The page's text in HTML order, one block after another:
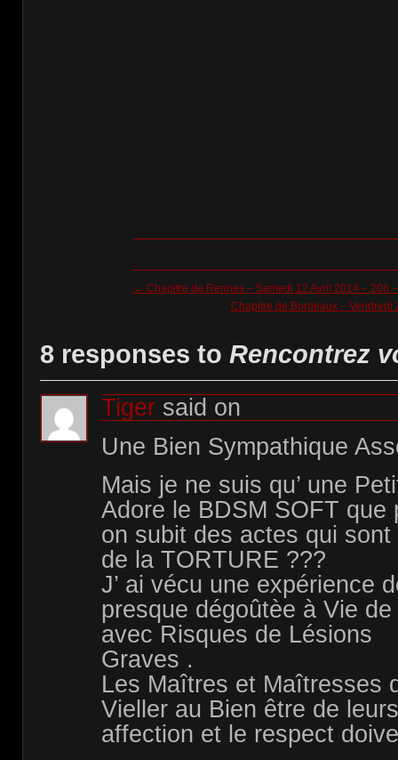
← Chapitre de Rennes – Samedi 12 Avril 2014 – 20h
Chapitre de Bordeaux –
8 responses to Rencontrez
Tigersaid on
Une Bien Sympathique
Mais je ne suis qu’ une
Adore le BDSM SOFT que
on subit des actes qui sont
de la TORTURE ???
J’ ai vécu une expérience
presque dégoûtèe à Vie
avec Risques de Lésions
Graves .
Les Maîtres et Maîtresses
Vieller au Bien être de
affection et le respect